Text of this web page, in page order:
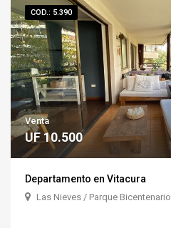
COD.: 5.390
Venta
UF 10.500
Departamento en Vitacura
Las Nieves / Parque Bicentenario